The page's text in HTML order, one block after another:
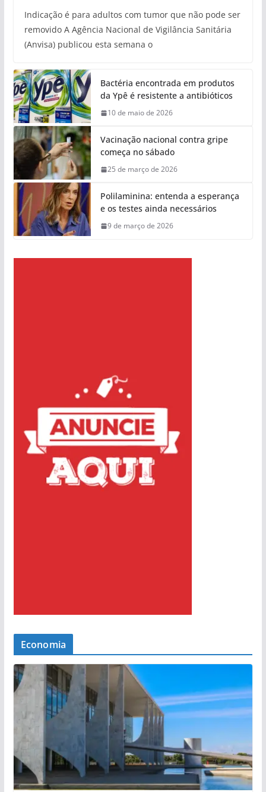
Indicação é para adultos com tumor que não pode ser
removido A Agência Nacional de Vigilância Sanitária
(Anvisa) publicou esta semana o
Bactéria encontrada em produtos
da Ypê é resistente a antibióticos
10 de maio de 2026
Vacinação nacional contra gripe
começa no sábado
25 de março de 2026
Polilaminina: entenda a esperança
e os testes ainda necessários
9 de março de 2026
Economia